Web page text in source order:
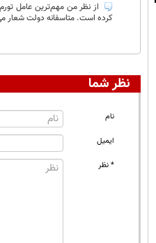
از نظر من مهم‌ترین عامل
کرده است. متاسفانه دولت شعار
نظر شما
نام
ایمیل
* نظر